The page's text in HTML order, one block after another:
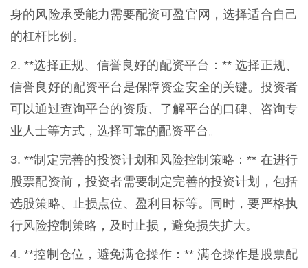
身的风险承受能力需要配资可盈官网，选择适合自己
的杠杆比例。
2. **选择正规、信誉良好的配资平台：** 选择正规、
信誉良好的配资平台是保障资金安全的关键。投资者
可以通过查询平台的资质、了解平台的口碑、咨询专
业人士等方式，选择可靠的配资平台。
3. **制定完善的投资计划和风险控制策略：** 在进行
股票配资前，投资者需要制定完善的投资计划，包括
选股策略、止损点位、盈利目标等。同时，要严格执
行风险控制策略，及时止损，避免损失扩大。
4. **控制仓位，避免满仓操作：** 满仓操作是股票配